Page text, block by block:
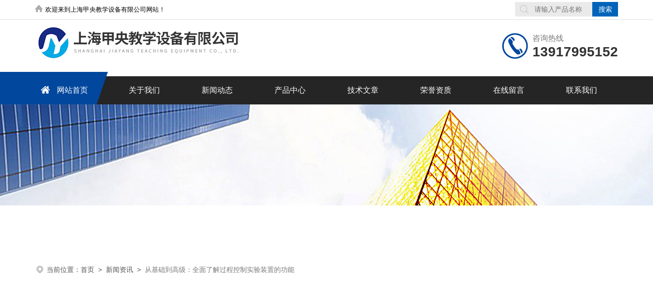
欢迎来到上海甲央教学设备有限公司网站！
咨询热线
13917995152
网站首页 关于我们 新闻动态 产品中心 技术文章 荣誉资质 在线留言 联系我们
当前位置： 首页 > 新闻资讯 > 从基础到高级：全面了解过程控制实验装置的功能